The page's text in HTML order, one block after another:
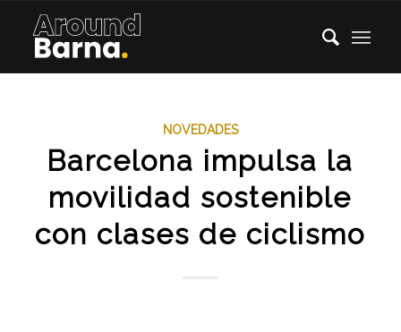
NOVEDADES
Barcelona impulsa la
movilidad sostenible
con clases de ciclismo